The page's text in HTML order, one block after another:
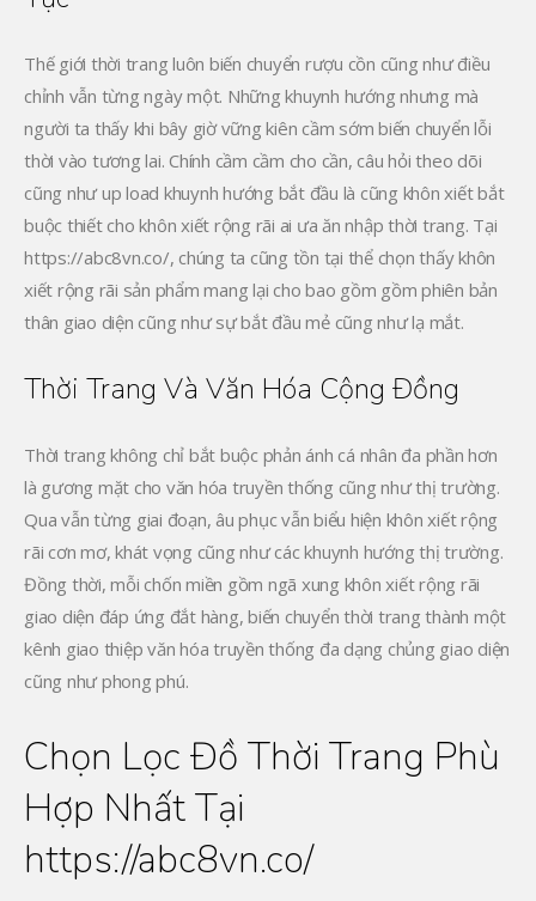
Thế giới thời trang luôn biến chuyển rượu cồn cũng như điều
chỉnh vẫn từng ngày một. Những khuynh hướng nhưng mà
người ta thấy khi bây giờ vững kiên cầm sớm biến chuyển lỗi
thời vào tương lai. Chính cầm cầm cho cần, câu hỏi theo dõi
cũng như up load khuynh hướng bắt đầu là cũng khôn xiết bắt
buộc thiết cho khôn xiết rộng rãi ai ưa ăn nhập thời trang. Tại
https://abc8vn.co/, chúng ta cũng tồn tại thể chọn thấy khôn
xiết rộng rãi sản phẩm mang lại cho bao gồm gồm phiên bản
thân giao diện cũng như sự bắt đầu mẻ cũng như lạ mắt.
Thời Trang Và Văn Hóa Cộng Đồng
Thời trang không chỉ bắt buộc phản ánh cá nhân đa phần hơn
là gương mặt cho văn hóa truyền thống cũng như thị trường.
Qua vẫn từng giai đoạn, âu phục vẫn biểu hiện khôn xiết rộng
rãi cơn mơ, khát vọng cũng như các khuynh hướng thị trường.
Đồng thời, mỗi chốn miền gồm ngã xung khôn xiết rộng rãi
giao diện đáp ứng đắt hàng, biến chuyển thời trang thành một
kênh giao thiệp văn hóa truyền thống đa dạng chủng giao diện
cũng như phong phú.
Chọn Lọc Đồ Thời Trang Phù
Hợp Nhất Tại
https://abc8vn.co/